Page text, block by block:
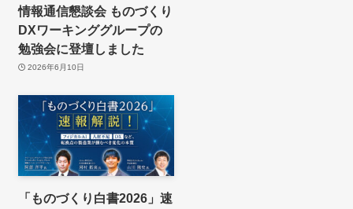
情報通信懇談会 ものづくり
DXワーキンググループの
勉強会に登壇しました
2026年6月10日
「ものづくり白書2026」速